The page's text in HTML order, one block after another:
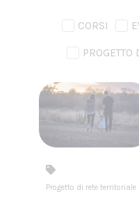
CORSI
PROGETTO
Progetto di rete territoriale